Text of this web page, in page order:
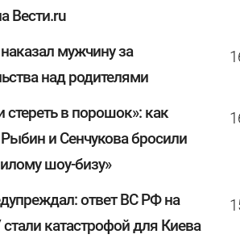
Вести.ru
мужчину за
над родителями
стереть в порошок»: как
и Сенчукова бросили
шоу-бизу»
ответ ВС РФ на
катастрофой для Киева